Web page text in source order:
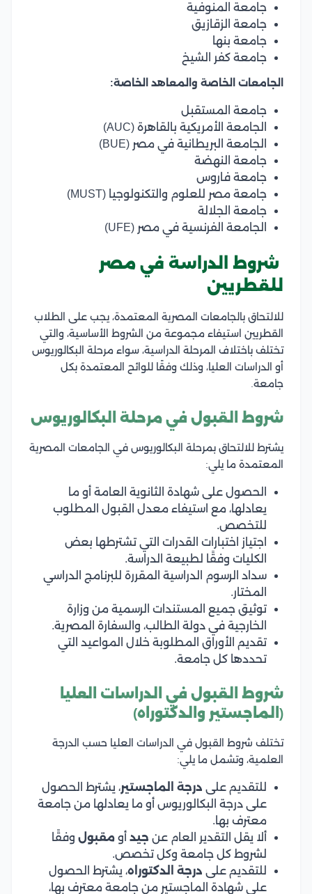
جامعة المنوفية
جامعة الزقازيق
جامعة بنها
جامعة كفر الشيخ
الجامعات الخاصة والمعاهد الخاصة:
جامعة المستقبل
الجامعة الأمريكية بالقاهرة (AUC)
الجامعة البريطانية في مصر (BUE)
جامعة النهضة
جامعة فاروس
جامعة مصر للعلوم والتكنولوجيا (MUST)
جامعة الجلالة
الجامعة الفرنسية في مصر (UFE)
شروط الدراسة في مصر
للقطريين
للالتحاق بالجامعات المصرية المعتمدة، يجب على الطلاب
القطريين استيفاء مجموعة من الشروط الأساسية، والتي
تختلف باختلاف المرحلة الدراسية، سواء مرحلة البكالوريوس
أو الدراسات العليا، وذلك وفقًا للوائح المعتمدة بكل
جامعة.
شروط القبول في مرحلة البكالوريوس
يشترط للالتحاق بمرحلة البكالوريوس في الجامعات المصرية
المعتمدة ما يلي:
الحصول على شهادة الثانوية العامة أو ما
يعادلها، مع استيفاء معدل القبول المطلوب
للتخصص.
اجتياز اختبارات القدرات التي تشترطها بعض
الكليات وفقًا لطبيعة الدراسة.
سداد الرسوم الدراسية المقررة للبرنامج الدراسي
المختار.
توثيق جميع المستندات الرسمية من وزارة
الخارجية في دولة الطالب، والسفارة المصرية.
تقديم الأوراق المطلوبة خلال المواعيد التي
تحددها كل جامعة.
شروط القبول في الدراسات العليا
(الماجستير والدكتوراه)
تختلف شروط القبول في الدراسات العليا حسب الدرجة
العلمية، وتشمل ما يلي:
للتقديم على درجة الماجستير، يشترط الحصول
على درجة البكالوريوس أو ما يعادلها من جامعة
معترف بها.
ألا يقل التقدير العام عن جيد أو مقبول وفقًا
لشروط كل جامعة وكل تخصص.
للتقديم على درجة الدكتوراه، يشترط الحصول
على شهادة الماجستير من جامعة معترف بها،